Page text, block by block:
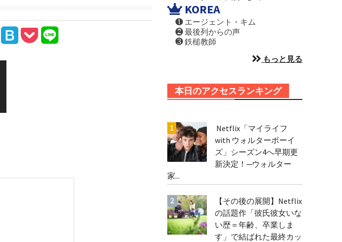
KOREA
❶ エージェント・キム
❷ 最後列からの声
❸ 鉄槌教師
もっと見る
本日のアクセスランキング
Netflix「マイライフ
with ウォルターボーイ
ズ」シーズン4へ早期更
新決定！─ウォルター
家...
【その後の展開】Netflix
の話題作「彼氏彼女いな
い歴＝年齢、卒業しま
す」で結ばれた最終カッ